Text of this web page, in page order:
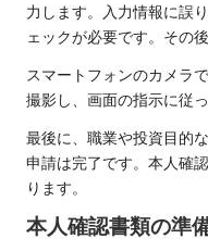
力します。入力情報に誤
ェックが必要です。その
スマートフォンのカメラ
撮影し、画面の指示に従
最後に、職業や投資目的
申請は完了です。本人確
ります。
本人確認書類の準